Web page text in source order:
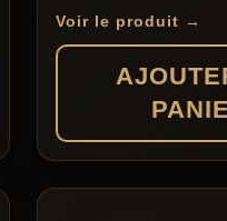
Voir le produit →